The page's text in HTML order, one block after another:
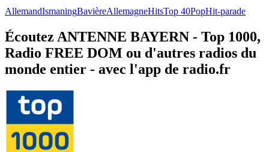
AllemandIsmaningBavièreAllemagneHitsTop 40PopHit-parade
Écoutez ANTENNE BAYERN - Top 1000,
Radio FREE DOM ou d'autres radios du
monde entier - avec l'app de radio.fr